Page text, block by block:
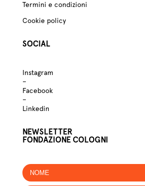
Termini e condizioni
Cookie policy
SOCIAL
Instagram
–
Facebook
–
Linkedin
NEWSLETTER
FONDAZIONE COLOGNI